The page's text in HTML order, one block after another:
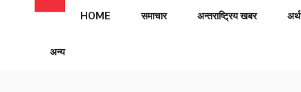
HOME समाचार अन्तराष्ट्रिय खबर अर्थ
अन्य